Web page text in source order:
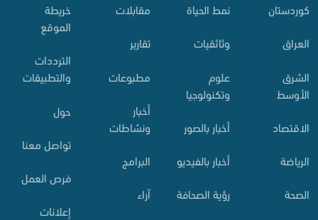
کوردستان
العراق
الشرق
الأوسط
الاقتصاد
الرياضة
الصحة
نمط الحياة
وثائقيات
علوم
وتكنولوجيا
أخبار بالصور
أخبار بالفيديو
رؤية الصحافة
مقابلات
تقارير
مطبوعات
أخبار
ونشاطات
البرامج
آراء
خريطة
الموقع
الترددات
والتطبيقات
حول
تواصل معنا
فرص العمل
إعلانات